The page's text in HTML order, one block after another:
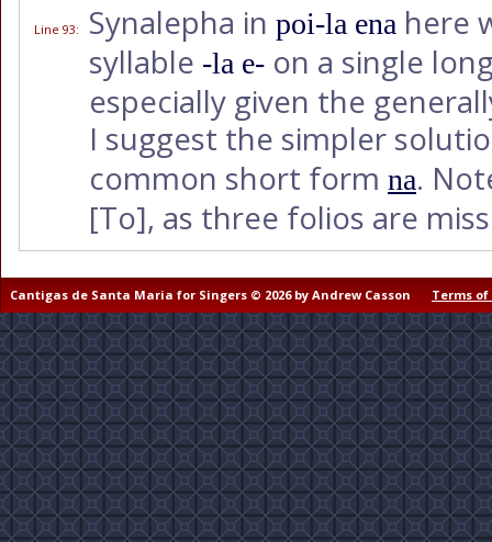
Line 93: Synalepha in poi-la ena here
syllable -la e- on a single
especially given the
I suggest the simpler
common short form na.
[To], as three folios are
Cantigas de Santa Maria for Singers © 2026 by Andrew Casson Terms of